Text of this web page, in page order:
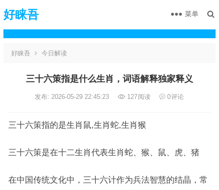
好睐吾 菜单
好睐吾 今日解读
三十六策指是什么生肖，词语解释独家释义
发布: 2026-05-29 22:45:23 127阅读 0评论
三十六策指的是生肖鼠,生肖蛇,生肖猴
三十六策是在十二生肖代表生肖蛇、猴、鼠、虎、猪
在中国传统文化中，三十六计作为兵法智慧的结晶，常